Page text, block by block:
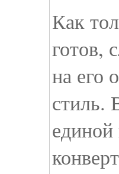
Как
готов,
на его
стиль.